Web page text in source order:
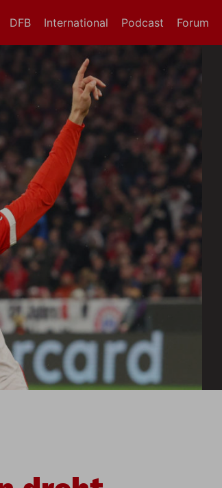
DFB International Forum
Podcast